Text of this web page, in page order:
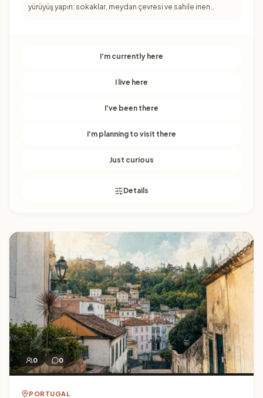
yürüyüş yapın: sokaklar, meydan çevresi ve sahile inen
I'm currently here
I live here
I've been there
I'm planning to visit there
Just curious
Details
0 0
PORTUGAL